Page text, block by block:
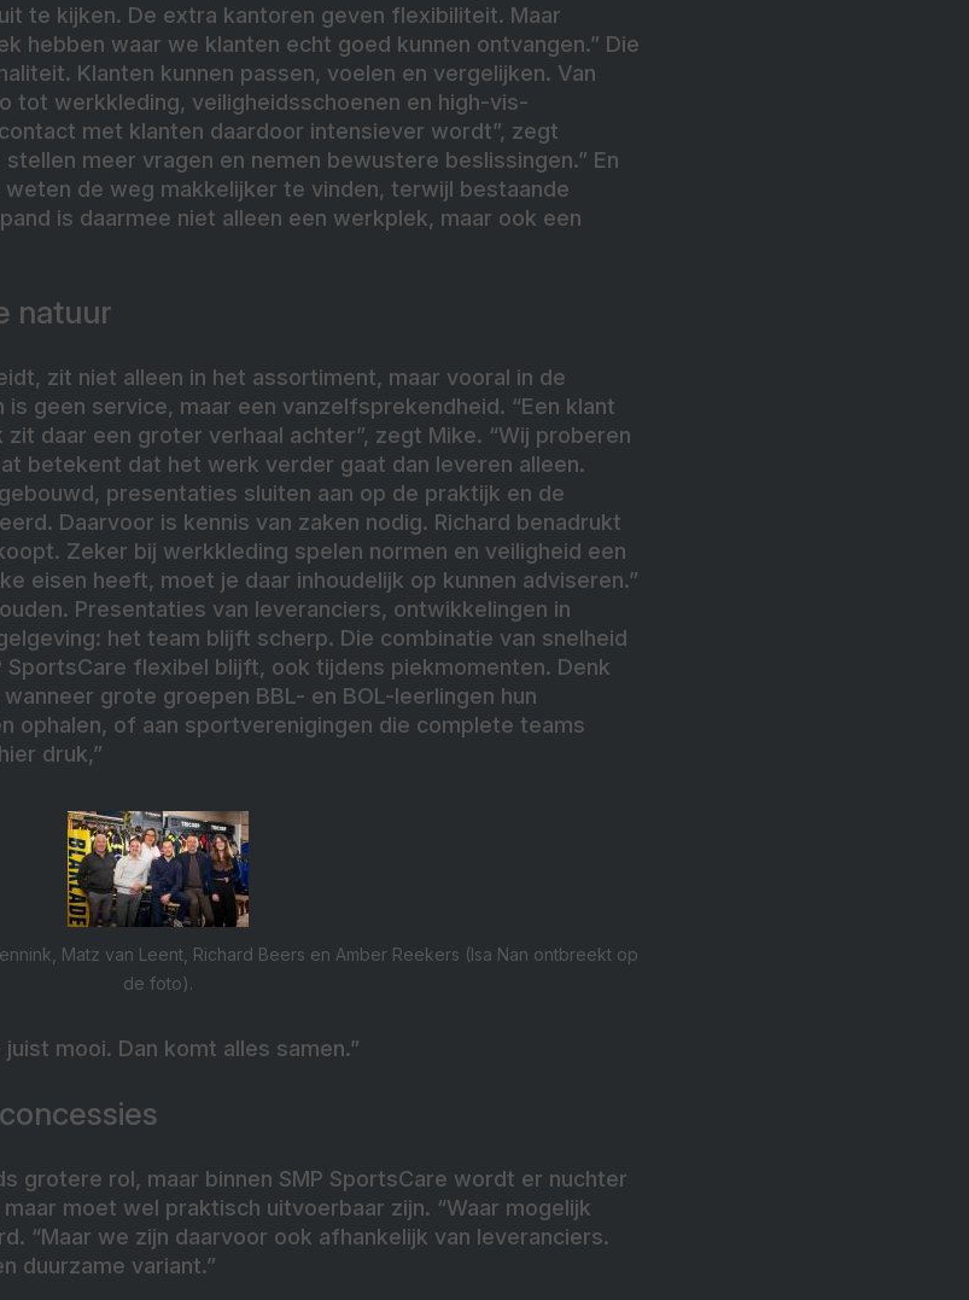
te kijken. De extra kantoren geven flexibiliteit. Maar
hebben waar we klanten echt goed kunnen ontvangen.” Die
Klanten kunnen passen, voelen en vergelijken. Van
tot werkkleding, veiligheidsschoenen en high-vis-
met klanten daardoor intensiever wordt”, zegt
stellen meer vragen en nemen bewustere beslissingen.” En
de weg makkelijker te vinden, terwijl bestaande
is daarmee niet alleen een werkplek, maar ook een
natuur
zit niet alleen in het assortiment, maar vooral in de
geen service, maar een vanzelfsprekendheid. “Een klant
daar een groter verhaal achter”, zegt Mike. “Wij proberen
betekent dat het werk verder gaat dan leveren alleen.
presentaties sluiten aan op de praktijk en de
Daarvoor is kennis van zaken nodig. Richard benadrukt
Zeker bij werkkleding spelen normen en veiligheid een
eisen heeft, moet je daar inhoudelijk op kunnen adviseren.”
Presentaties van leveranciers, ontwikkelingen in
het team blijft scherp. Die combinatie van snelheid
SportsCare flexibel blijft, ook tijdens piekmomenten. Denk
grote groepen BBL- en BOL-leerlingen hun
ophalen, of aan sportverenigingen die complete teams
druk,”
Matz van Leent, Richard Beers en Amber Reekers (Isa Nan ontbreekt op
de foto).
mooi. Dan komt alles samen.”
grotere rol, maar binnen SMP SportsCare wordt er nuchter
moet wel praktisch uitvoerbaar zijn. “Waar mogelijk
“Maar we zijn daarvoor ook afhankelijk van leveranciers.
duurzame variant.”